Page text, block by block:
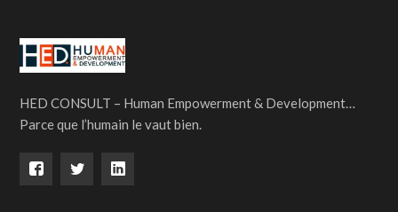
HED CONSULT – Human Empowerment & Development…
Parce que l’humain le vaut bien.